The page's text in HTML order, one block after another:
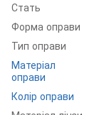
Стать
Форма оправи
Тип оправи
Матеріал
оправи
Колір оправи